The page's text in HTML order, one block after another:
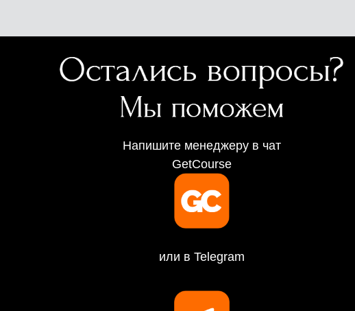
Напишите менеджеру в чат
GetCourse
или в Telegram